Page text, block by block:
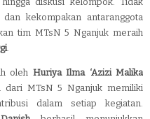
kekompakan antaranggota
tim MTsN 5 Nganjuk meraih
.
oleh Huriya Ilma ‘Azizi Malika
dari MTsN 5 Nganjuk memiliki
dalam setiap kegiatan.